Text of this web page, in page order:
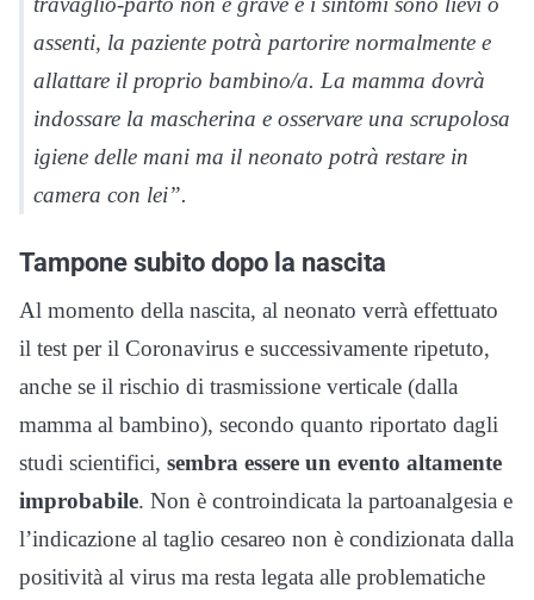
assenti, la paziente potrà partorire normalmente e
allattare il proprio bambino/a. La mamma dovrà
indossare la mascherina e osservare una scrupolosa
igiene delle mani ma il neonato potrà restare in
camera con lei”.
Tampone subito dopo la nascita
Al momento della nascita, al neonato verrà effettuato
il test per il Coronavirus e successivamente ripetuto,
anche se il rischio di trasmissione verticale (dalla
mamma al bambino), secondo quanto riportato dagli
studi scientifici, sembra essere un evento altamente
improbabile. Non è controindicata la partoanalgesia e
l’indicazione al taglio cesareo non è condizionata dalla
positività al virus ma resta legata alle problematiche